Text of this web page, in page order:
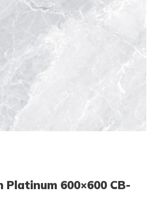
Platinum 600×600 CB-